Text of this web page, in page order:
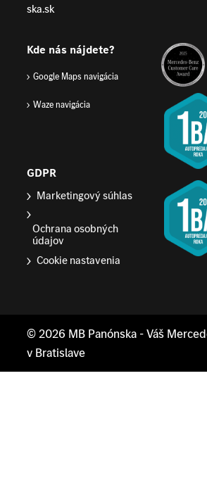
ska.sk
Kde nás nájdete?
Google Maps navigácia
Waze navigácia
GDPR
Marketingový súhlas
Ochrana osobných
údajov
Cookie nastavenia
© 2026 MB Panónska- Váš
v Bratislave